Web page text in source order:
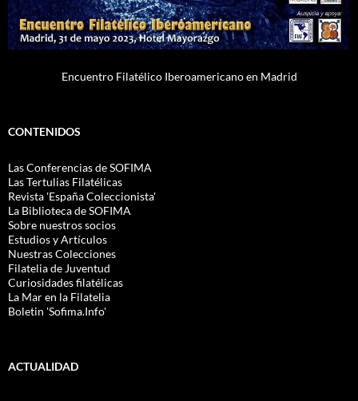
Encuentro Filatélico Iberoamericano en Madrid
CONTENIDOS
Las Conferencias de SOFIMA
Las Tertulias Filatélicas
Revista 'España Coleccionista'
La Biblioteca de SOFIMA
Sobre nuestros socios
Estudios y Artículos
Nuestras Colecciones
Filatelia de Juventud
Curiosidades filatélicas
La Mar en la Filatelia
Boletin 'Sofima.Info'
ACTUALIDAD